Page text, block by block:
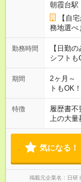
朝霞台駅
【自
務地選べ
勤務時間
【日勤のみ
シフト
「家族と
など、あ
ーク希
のお仕事
ません
期間
2ヶ月～
トもOK！
特徴 履歴書不
上の大量
気になる！
掲載元企業名 日研